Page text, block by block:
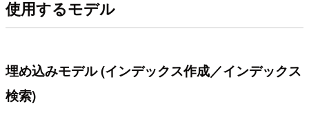
使用するモデル
埋め込みモデル (インデックス作成／インデックス
検索)